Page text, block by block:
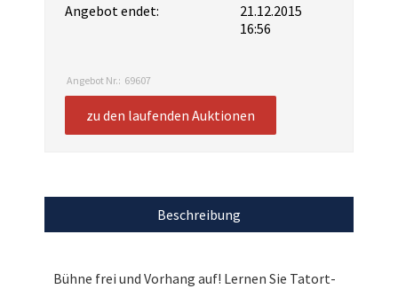
Angebot endet:
21.12.2015
16:56
Angebot Nr.: 69607
zu den laufenden Auktionen
Beschreibung
Bühne frei und Vorhang auf! Lernen Sie Tatort-